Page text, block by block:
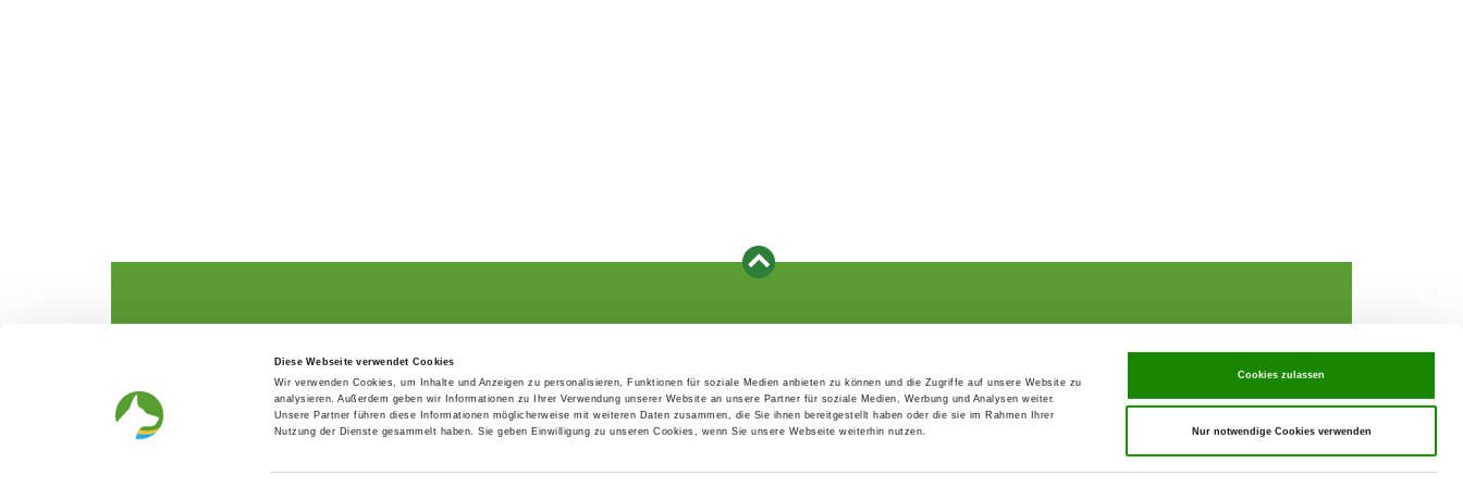
Diese Webseite verwendet Cookies
Wir verwenden Cookies, um Inhalte und Anzeigen zu personalisieren, Funktionen für soziale Medien anbieten zu können und die Zugriffe auf unsere Website zu
analysieren. Außerdem geben wir Informationen zu Ihrer Verwendung unserer Website an unsere Partner für soziale Medien, Werbung und Analysen weiter.
Unsere Partner führen diese Informationen möglicherweise mit weiteren Daten zusammen, die Sie ihnen bereitgestellt haben oder die sie im Rahmen Ihrer
Nutzung der Dienste gesammelt haben. Sie geben Einwilligung zu unseren Cookies, wenn Sie unsere Webseite weiterhin nutzen.
Cookies zulassen
Nur notwendige Cookies verwenden
Everything about the breed
Breeding and upbringing
Helper and saviour
Structur
SV magazine
Local groups
Youth
Supra-regional events VDH/FCI
Events calender
Paymentsystem
Forms, information brochures,
directories